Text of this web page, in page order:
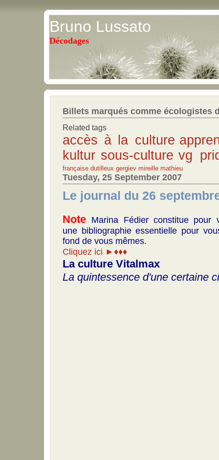
Bruno Lussato
Décodages
Billets marqués comme écologistes
Related tags
accès à la culture
kultur sous-culture vg
française dutilleux gergiev mireille mathieu
Tuesday, 25 September 2007
Le journal du 26
Note Marina Fédier constitue pour
une bibliographie essentielle pour
fond de vous mêmes.
Cliquez ici ►♦♦♦
La culture Vitalmax
La quintessence d'une certaine